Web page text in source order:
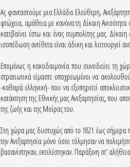
Ας φανταστούμε μια Ελλάδα Ελεύθερη,
φτώχεια, αμάθεια με κανόνα τη Δίκαιη
κατεβαίνει έστω και ένας συμπολίτης μας.
ισοπέδωση αντίθετα είναι άδικη και λειτουργεί
Επομένως η κακοδαιμονία που συνοδεύει τη
στρατιωτικά είμαστε υποχρεωμένοι να
-καθαρά ελληνική- που να εξυπηρετεί
κατάκτηση της Εθνικής μας Ανεξαρτησίας, που
της ζωής και της Μοίρας του.
Στη χώρα μας δυστυχώς από το 1821 έως σήμερα
την Ανεξαρτησία μόνο όσοι τόλμησαν να
βασανίστηκαν, εκτελέστηκαν. Παράξενη στ'